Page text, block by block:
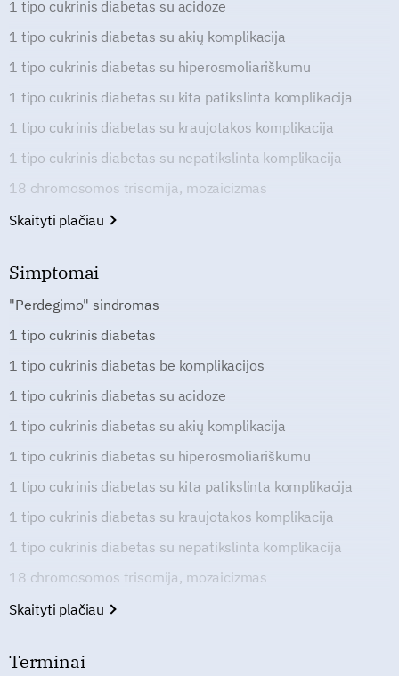
1 tipo cukrinis diabetas su acidoze
1 tipo cukrinis diabetas su akių komplikacija
1 tipo cukrinis diabetas su hiperosmoliariškumu
1 tipo cukrinis diabetas su kita patikslinta komplikacija
1 tipo cukrinis diabetas su kraujotakos komplikacija
1 tipo cukrinis diabetas su nepatikslinta komplikacija
18 chromosomos trisomija, mozaicizmas
Skaityti plačiau
Simptomai
"Perdegimo" sindromas
1 tipo cukrinis diabetas
1 tipo cukrinis diabetas be komplikacijos
1 tipo cukrinis diabetas su acidoze
1 tipo cukrinis diabetas su akių komplikacija
1 tipo cukrinis diabetas su hiperosmoliariškumu
1 tipo cukrinis diabetas su kita patikslinta komplikacija
1 tipo cukrinis diabetas su kraujotakos komplikacija
1 tipo cukrinis diabetas su nepatikslinta komplikacija
18 chromosomos trisomija, mozaicizmas
Skaityti plačiau
Terminai